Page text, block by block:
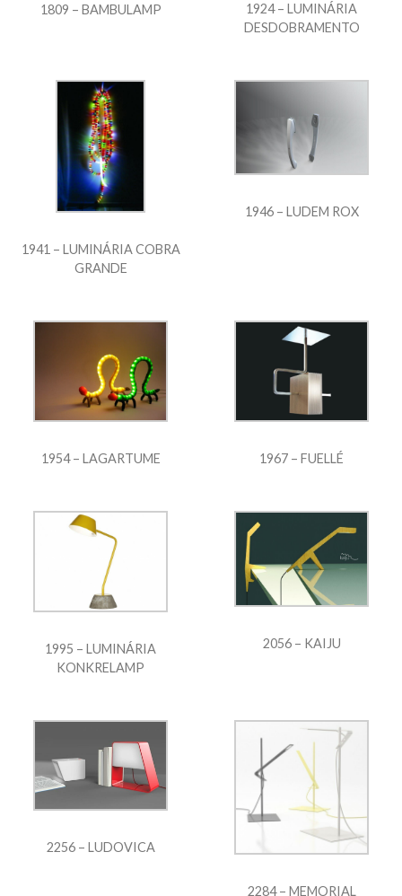
1809 – BAMBULAMP
1924 – LUMINÁRIA
DESDOBRAMENTO
1941 – LUMINÁRIA COBRA
GRANDE
1946 – LUDEM ROX
1954 – LAGARTUME 1967 – FUELLÉ
1995 – LUMINÁRIA
KONKRELAMP
2056 – KAIJU
2256 – LUDOVICA
2284 – MEMORIAL